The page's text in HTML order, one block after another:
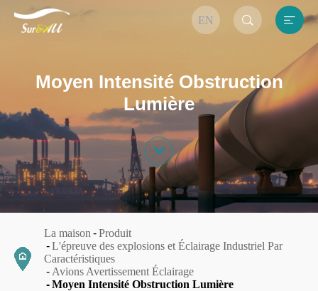
EN  
Moyen Intensité Obstruction
Lumière

La maison
Produit
L'épreuve des explosions et Éclairage Industriel Par
Caractéristiques
Avions Avertissement Éclairage
Moyen Intensité Obstruction Lumière